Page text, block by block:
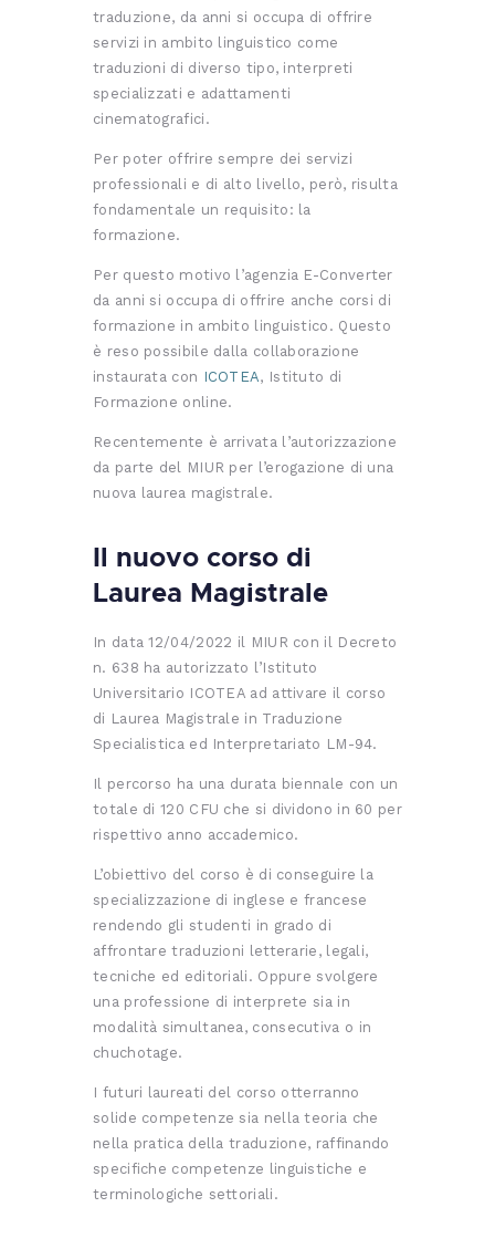
traduzione, da anni si occupa di offrire
servizi in ambito linguistico come
traduzioni di diverso tipo, interpreti
specializzati e adattamenti
cinematografici.
Per poter offrire sempre dei servizi
professionali e di alto livello, però, risulta
fondamentale un requisito: la
formazione.
Per questo motivo l’agenzia E-Converter
da anni si occupa di offrire anche corsi di
formazione in ambito linguistico. Questo
è reso possibile dalla collaborazione
instaurata con ICOTEA, Istituto di
Formazione online.
Recentemente è arrivata l’autorizzazione
da parte del MIUR per l’erogazione di una
nuova laurea magistrale.
Il nuovo corso di
Laurea Magistrale
In data 12/04/2022 il MIUR con il Decreto
n. 638 ha autorizzato l’Istituto
Universitario ICOTEA ad attivare il corso
di Laurea Magistrale in Traduzione
Specialistica ed Interpretariato LM-94.
Il percorso ha una durata biennale con un
totale di 120 CFU che si dividono in 60 per
rispettivo anno accademico.
L’obiettivo del corso è di conseguire la
specializzazione di inglese e francese
rendendo gli studenti in grado di
affrontare traduzioni letterarie, legali,
tecniche ed editoriali. Oppure svolgere
una professione di interprete sia in
modalità simultanea, consecutiva o in
chuchotage.
I futuri laureati del corso otterranno
solide competenze sia nella teoria che
nella pratica della traduzione, raffinando
specifiche competenze linguistiche e
terminologiche settoriali.